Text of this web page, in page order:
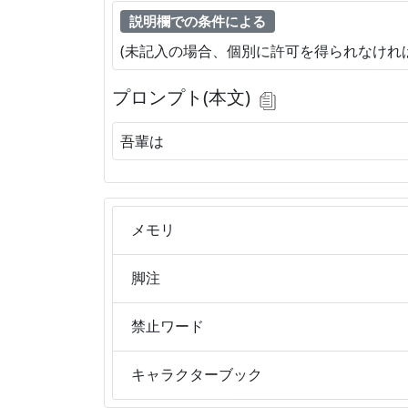
説明欄での条件による
(未記入の場合、個別に許可を得られなけれ
プロンプト(本文)
吾輩は
メモリ
脚注
禁止ワード
キャラクターブック